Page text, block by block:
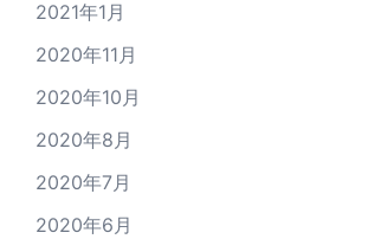
2021年1月
2020年11月
2020年10月
2020年8月
2020年7月
2020年6月